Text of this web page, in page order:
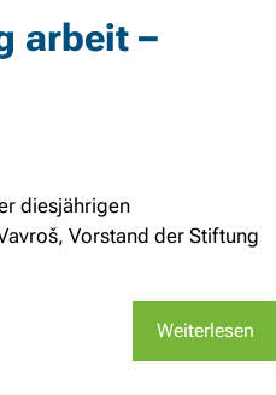
arbeit –
diesjährigen
Vorstand der Stiftung
Weiterlesen